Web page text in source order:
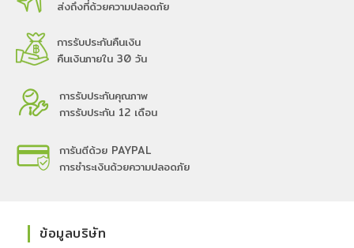
ส่งถึงที่ด้วยความปลอดภัย
การรับประกันคืนเงิน
คืนเงินภายใน 30 วัน
การรับประกันคุณภาพ
การรับประกัน 12 เดือน
การันตีด้วย PAYPAL
การชำระเงินด้วยความปลอดภัย
ข้อมูลบริษัท